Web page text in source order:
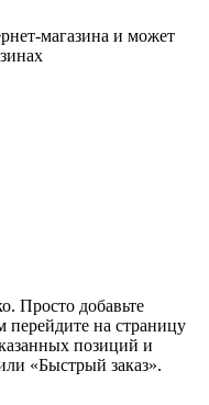
магазина и может
Просто добавьте
перейдите на страницу
позиций и
«Быстрый заказ».